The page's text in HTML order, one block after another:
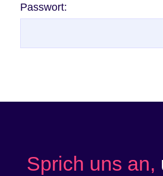
Passwort:
Sprich uns an,